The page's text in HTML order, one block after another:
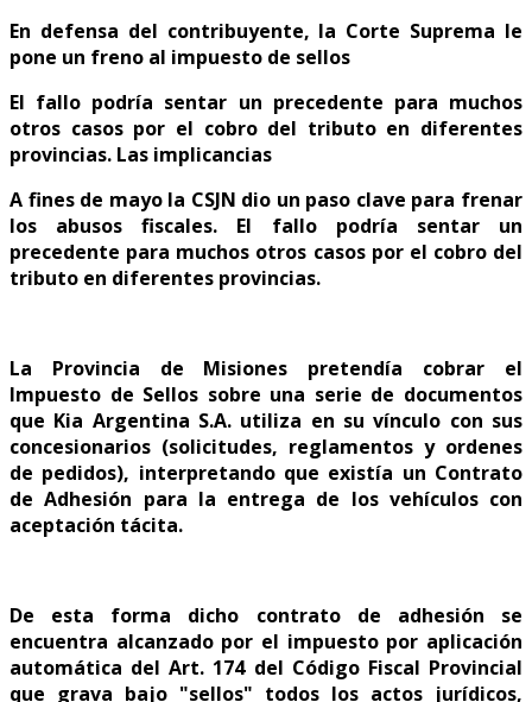
En defensa del contribuyente, la Corte Suprema le
pone un freno al impuesto de sellos
El fallo podría sentar un precedente para muchos
otros casos por el cobro del tributo en diferentes
provincias. Las implicancias
A fines de mayo la CSJN dio un paso clave para frenar
los abusos fiscales. El fallo podría sentar un
precedente para muchos otros casos por el cobro del
tributo en diferentes provincias.
La Provincia de Misiones pretendía cobrar el
Impuesto de Sellos sobre una serie de documentos
que Kia Argentina S.A. utiliza en su vínculo con sus
concesionarios (solicitudes, reglamentos y ordenes
de pedidos), interpretando que existía un Contrato
de Adhesión para la entrega de los vehículos con
aceptación tácita.
De esta forma dicho contrato de adhesión se
encuentra alcanzado por el impuesto por aplicación
automática del Art. 174 del Código Fiscal Provincial
que grava bajo "sellos" todos los actos jurídicos,